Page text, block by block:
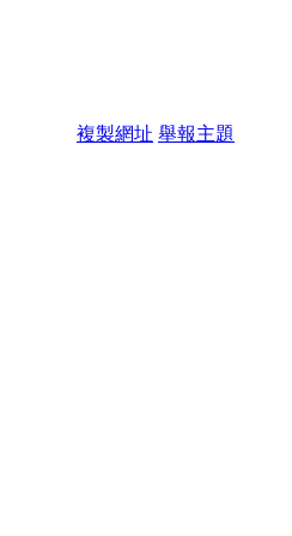
複製網址 舉報主題